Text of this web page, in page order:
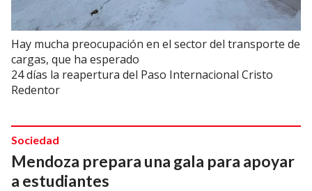
Hay mucha preocupación en el sector del transporte de
cargas, que ha esperado
24 días la reapertura del Paso Internacional Cristo
Redentor
Mendoza prepara una gala para apoyar
a estudiantes
Sociedad